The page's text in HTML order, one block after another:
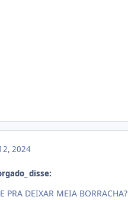
2024
disse:
PRA DEIXAR MEIA BORRACHA?